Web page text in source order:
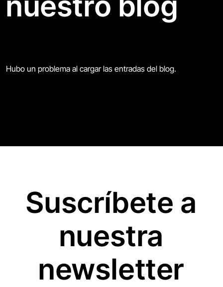
Hubo un problema al cargar las entradas del blog.
Suscríbete a
nuestra
newsletter